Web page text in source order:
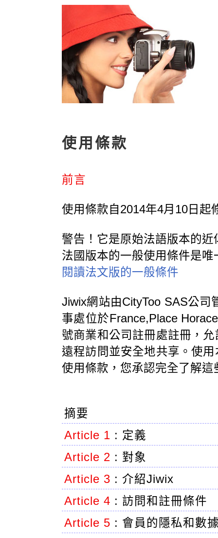
使用條款
前言
使用條款自2014年4月10日起
警告！它是原始法語版本的近
法國版本的一般使用條件是
閱讀法文版的一般條件
Jiwix網站由CityToo SAS公司
事處位於France,Place
號商業和公司註冊處註冊，
遠程訪問並安全地共享。使
使用條款，您承認完全了解
摘要
Article 1 : 定義
Article 2 : 對象
Article 3 : 介紹Jiwix
Article 4 : 訪問和註冊條件
Article 5 : 會員的隱私和數